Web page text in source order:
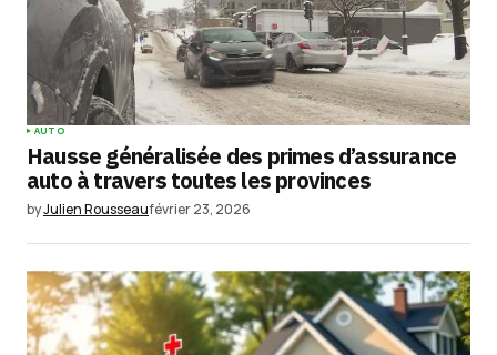
AUTO
Hausse généralisée des primes d’assurance
auto à travers toutes les provinces
byJulien Rousseaufévrier 23, 2026